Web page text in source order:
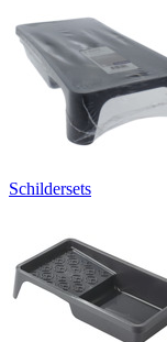
Schildersets